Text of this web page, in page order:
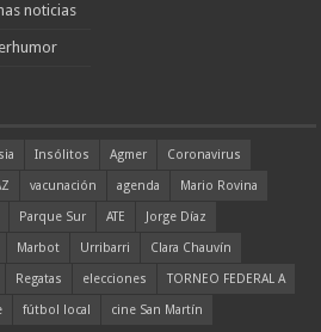
noticias
Insólitos Agmer
Coronavirus
vacunación agenda
Mario Rovina
Parque Sur ATE
Jorge Díaz
Marbot Urribarri
Clara Chauvín
Regatas elecciones
TORNEO FEDERAL A
fútbol local cine San Martín